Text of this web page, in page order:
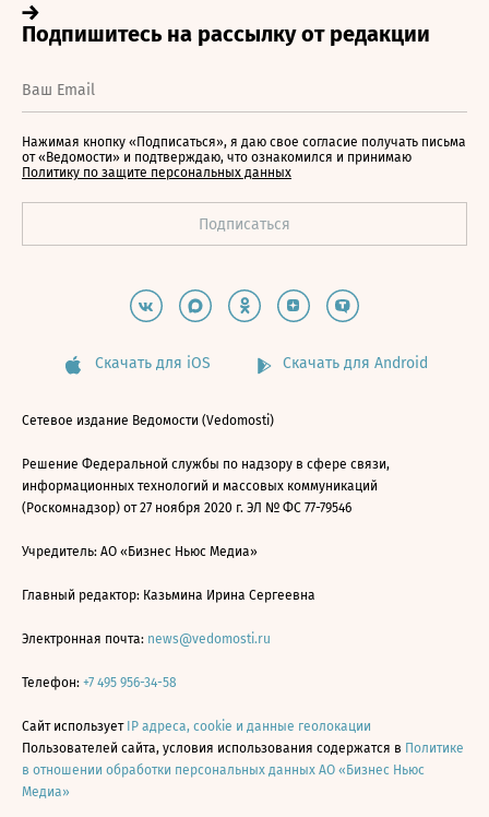
Нажимая кнопку «Подписаться», я даю свое согласие получать письма
от «Ведомости» и подтверждаю, что ознакомился и принимаю
Политику по защите персональных данных
Скачать для iOS Скачать для Android
Сетевое издание Ведомости (Vedomosti)
Решение Федеральной службы по надзору в сфере связи,
информационных технологий и массовых коммуникаций
(Роскомнадзор) от 27 ноября 2020 г. ЭЛ № ФС 77-79546
Учредитель: АО «Бизнес Ньюс Медиа»
Главный редактор: Казьмина Ирина Сергеевна
Электронная почта: news@vedomosti.ru
Телефон: +7 495 956-34-58
Сайт использует IP адреса, cookie и данные геолокации
Пользователей сайта, условия использования содержатся в Политике
в отношении обработки персональных данных АО «Бизнес Ньюс
Медиа»